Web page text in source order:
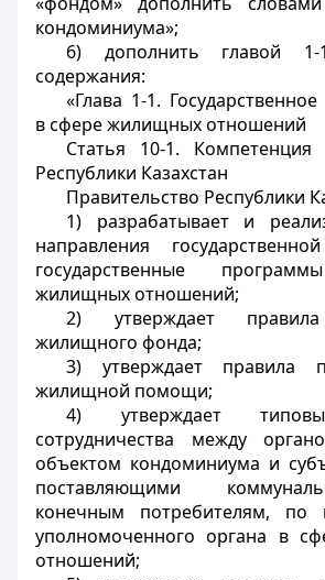
кондоминиума»;
6) дополнить главой 1-
содержания:
«Глава 1-1.
в сфере жилищных отношений
Статья 10-1. Компетенция
Республики Казахстан
Правительство Республики
1) разрабатывает и
направления
государственные
жилищных отношений;
2) утверждает
жилищного фонда;
3) утверждает правила
жилищной помощи;
4) утверждает
сотрудничества между
объектом кондоминиума и
поставляющими
конечным потребителям, по
уполномоченного органа в
отношений;